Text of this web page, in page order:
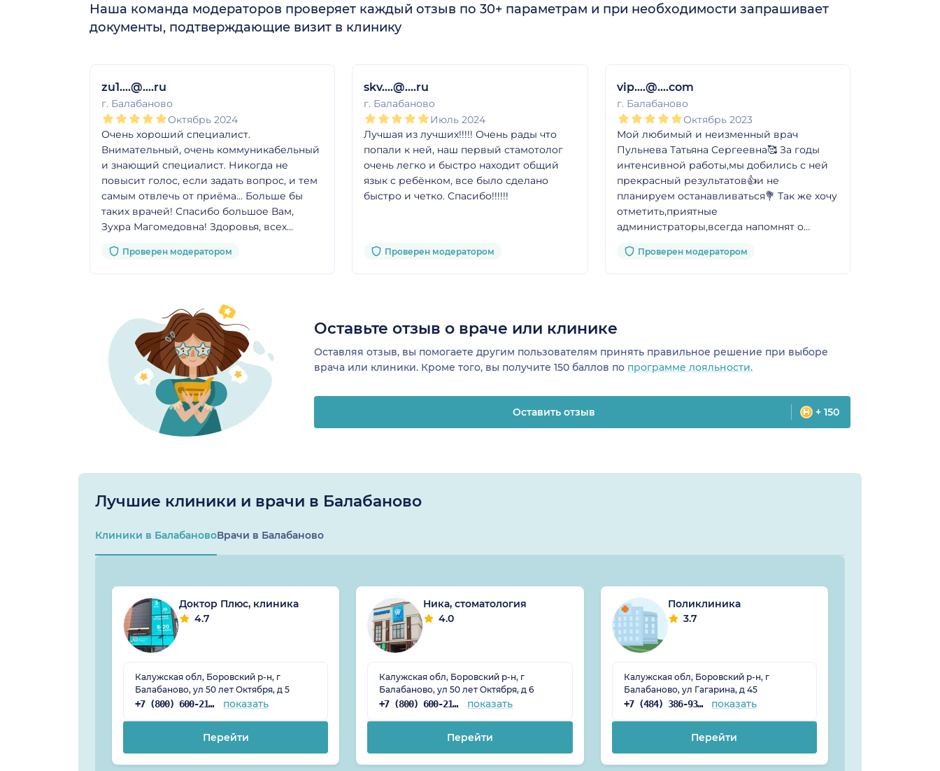
Наша команда модераторов проверяет каждый отзыв по 30+ параметрам и при необходимости запрашивает
документы, подтверждающие визит в клинику
zu1....@....ru
г. Балабаново
Октябрь 2024
Очень хороший специалист.
Внимательный, очень коммуникабельный
и знающий специалист. Никогда не
повысит голос, если задать вопрос, и тем
самым отвлечь от приёма... Больше бы
таких врачей! Спасибо большое Вам,
Зухра Магомедовна! Здоровья, всех
Вашим пациентам!!!
Проверен модератором
skv....@....ru
г. Балабаново
Июль 2024
Лучшая из лучших!!!!! Очень рады что
попали к ней, наш первый стамотолог
очень легко и быстро находит общий
язык с ребёнком, все было сделано
быстро и четко. Спасибо!!!!!!
Проверен модератором
vip....@....com
г. Балабаново
Октябрь 2023
Мой любимый и неизменный врач
Пульнева Татьяна Сергеевна🥰 За годы
интенсивной работы,мы добились с ней
прекрасный результатов👍и не
планируем останавливаться💐 Так же хочу
отметить,приятные
администраторы,всегда напомнят о
время. Спасибо всему персоналу
Проверен модератором
Оставьте отзыв о враче или клинике
Оставляя отзыв, вы помогаете другим пользователям принять правильное решение при выборе
врача или клиники. Кроме того, вы получите 150 баллов по программе лояльности.
Оставить отзыв + 150
Лучшие клиники и врачи в Балабаново
Клиники в БалабановоВрачи в Балабаново
Доктор Плюс, клиника
4.7
Калужская обл, Боровский р-н, г
Балабаново, ул 50 лет Октября, д 5
+7 (800) 600-21-83 показать
Перейти
Ника, стоматология
4.0
Калужская обл, Боровский р-н, г
Балабаново, ул 50 лет Октября, д 6
+7 (800) 600-21-83 показать
Перейти
Поликлиника
3.7
Калужская обл, Боровский р-н, г
Балабаново, ул Гагарина, д 45
+7 (484) 386-93-20 показать
Перейти